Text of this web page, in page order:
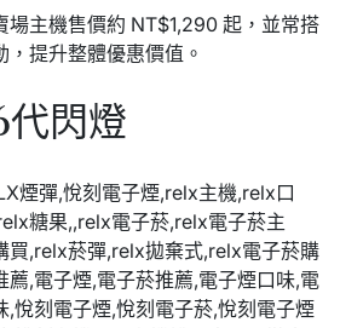
場主機售價約 NT$1,290 起，並常搭
提升整體優惠價值。
閃燈